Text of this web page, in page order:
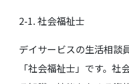
2-1. 社会福祉士
デイサービスの生活相談
「社会福祉士」です。